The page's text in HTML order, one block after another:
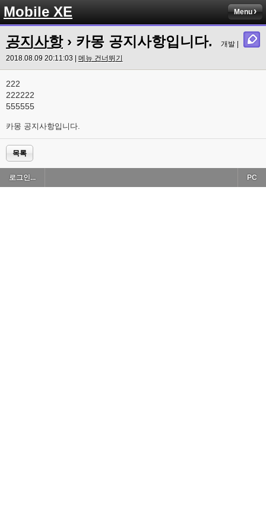
Mobile XE Menu
공지사항› 카몽 공지사항입니다.
개발 |
2018.08.09 20:11:03 | 메뉴 건너뛰기
222
222222
555555
카몽 공지사항입니다.
목록
로그인... PC